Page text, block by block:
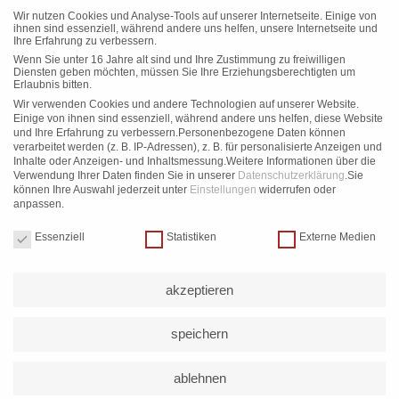
-12%
SUP
JP-Australia CruisAir LC
UVP:549,00
€
-3%
SET´S,SUP
JP-Australia CruisAir LC
569,00€–589,00€
557,00
-8%
Wir nutzen Cookies und Analyse-Tools auf unserer Internetseite. Einige von
ihnen sind essenziell, während andere uns helfen, unsere Internetseite und
Ihre Erfahrung zu verbessern.
Wenn Sie unter 16 Jahre alt sind und Ihre Zustimmung zu freiwilligen
Diensten geben möchten, müssen Sie Ihre Erziehungsberechtigten um
Erlaubnis bitten.
Wir verwenden Cookies und andere Technologien auf unserer Website.
Einige von ihnen sind essenziell, während andere uns helfen, diese Website
und Ihre Erfahrung zu verbessern.Personenbezogene Daten können
verarbeitet werden (z. B. IP-Adressen), z. B. für personalisierte Anzeigen und
Inhalte oder Anzeigen- und Inhaltsmessung.Weitere Informationen über die
Verwendung Ihrer Daten finden Sie in unserer Datenschutzerklärung.Sie
können Ihre Auswahl jederzeit unter Einstellungen widerrufen oder
anpassen.
Essenziell
Statistiken Externe Medien
akzeptieren
speichern
ablehnen